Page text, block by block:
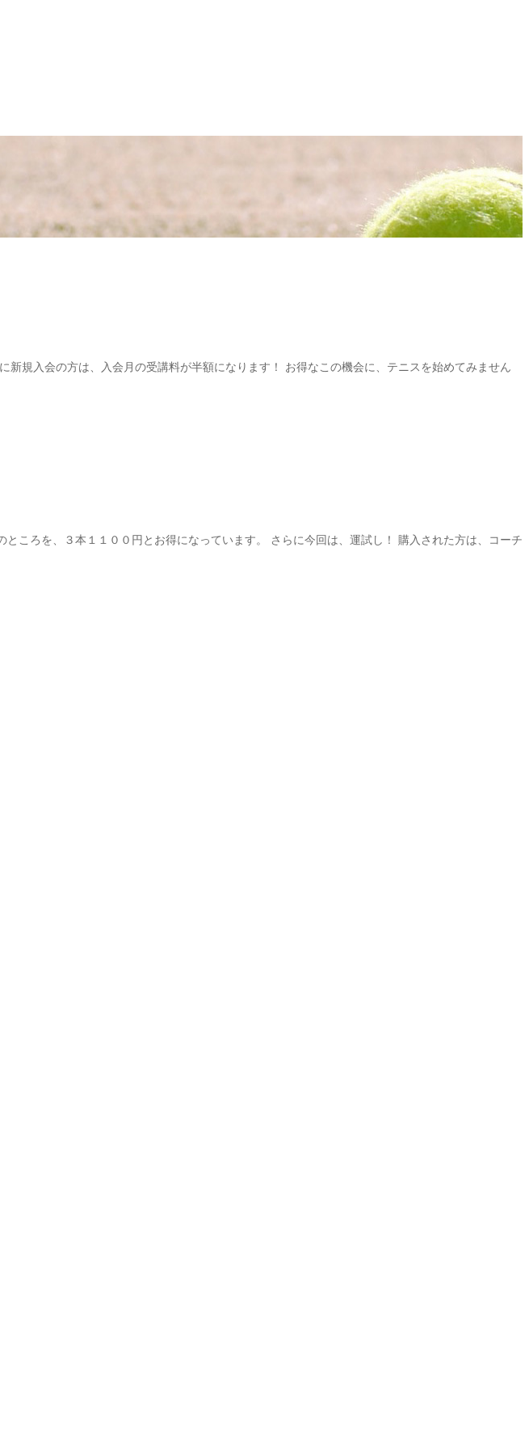
規入会の方は、入会月の受講料が半額になります！ お得なこの機会に、テニスを始めてみません
ころを、３本１１００円とお得になっています。 さらに今回は、運試し！ 購入された方は、コーチ